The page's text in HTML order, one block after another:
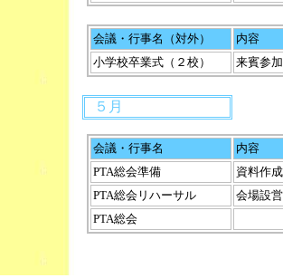
会議・行事名（対外）
内容
小学校卒業式（２校）
来賓参加
５月
会議・行事名
内容
PTA総会準備
資料作
PTA総会リハーサル
会場設
PTA総会